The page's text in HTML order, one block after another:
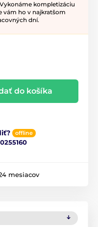
kompletizáciu
vám ho v najkratšom
dní.
do košíka
offline
mesiacov